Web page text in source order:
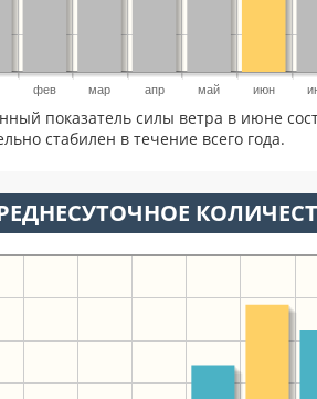
фев мар апр май июн
показатель силы ветра в июне
стабилен в течение всего года.